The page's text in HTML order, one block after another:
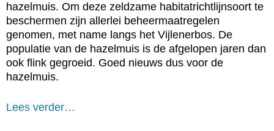
hazelmuis. Om deze zeldzame habitatrichtlijnsoort te
beschermen zijn allerlei beheermaatregelen
genomen, met name langs het Vijlenerbos. De
populatie van de hazelmuis is de afgelopen jaren dan
ook flink gegroeid. Goed nieuws dus voor de
hazelmuis.
Lees verder…